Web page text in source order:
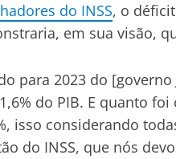
do INSS, o
em sua visão,
para 2023 do
do PIB. E quanto
isso considerando
do INSS, que nós